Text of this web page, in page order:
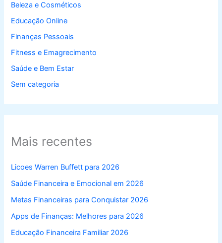
Beleza e Cosméticos
Educação Online
Finanças Pessoais
Fitness e Emagrecimento
Saúde e Bem Estar
Sem categoria
Mais recentes
Licoes Warren Buffett para 2026
Saúde Financeira e Emocional em 2026
Metas Financeiras para Conquistar 2026
Apps de Finanças: Melhores para 2026
Educação Financeira Familiar 2026